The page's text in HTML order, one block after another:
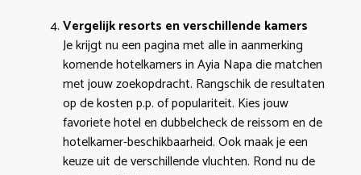
Vergelijk resorts en verschillende kamers
Je krijgt nu een pagina met alle in aanmerking
komende hotelkamers in Ayia Napa die matchen
met jouw zoekopdracht. Rangschik de resultaten
op de kosten p.p. of populariteit. Kies jouw
favoriete hotel en dubbelcheck de reissom en de
hotelkamer-beschikbaarheid. Ook maak je een
keuze uit de verschillende vluchten. Rond nu de